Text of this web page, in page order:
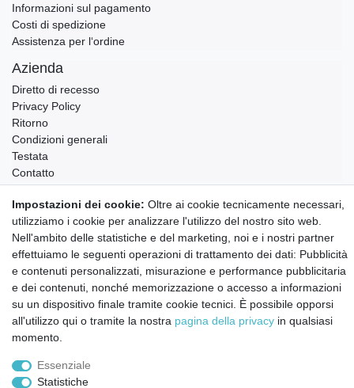
Informazioni sul pagamento
Costi di spedizione
Assistenza per l‘ordine
Azienda
Diretto di recesso
Privacy Policy
Ritorno
Condizioni generali
Testata
Contatto
Annullare l'ordine
Notizie sui materiali Montessori e sull'educazione
Montessori.
Informazioni settimanali gratuite
Confermo di aver preso visione della:policy. Il mio accordo può essere revocato
in qualsiasi momento.
Impostazioni dei cookie: Oltre ai cookie tecnicamente necessari,
utilizziamo i cookie per analizzare l'utilizzo del nostro sito web.
Nell'ambito delle statistiche e del marketing, noi e i nostri partner
effettuiamo le seguenti operazioni di trattamento dei dati: Pubblicità
e contenuti personalizzati, misurazione e performance pubblicitaria
e dei contenuti, nonché memorizzazione o accesso a informazioni
su un dispositivo finale tramite cookie tecnici. È possibile opporsi
all'utilizzo qui o tramite la nostra pagina della privacy in qualsiasi
momento.
Essenziale
Statistiche